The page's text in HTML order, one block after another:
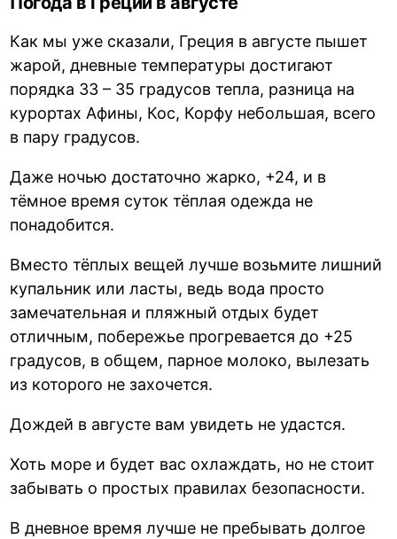
Как мы уже сказали, Греция в августе пышет
жарой, дневные температуры достигают
порядка 33 – 35 градусов тепла, разница на
курортах Афины, Кос, Корфу небольшая, всего
в пару градусов.
Даже ночью достаточно жарко, +24, и в
тёмное время суток тёплая одежда не
понадобится.
Вместо тёплых вещей лучше возьмите лишний
купальник или ласты, ведь вода просто
замечательная и пляжный отдых будет
отличным, побережье прогревается до +25
градусов, в общем, парное молоко, вылезать
из которого не захочется.
Дождей в августе вам увидеть не удастся.
Хоть море и будет вас охлаждать, но не стоит
забывать о простых правилах безопасности.
В дневное время лучше не пребывать долгое